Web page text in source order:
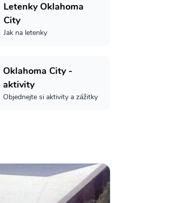
Letenky Oklahoma
City
Jak na letenky
Oklahoma City -
aktivity
Objednejte si aktivity a zážitky